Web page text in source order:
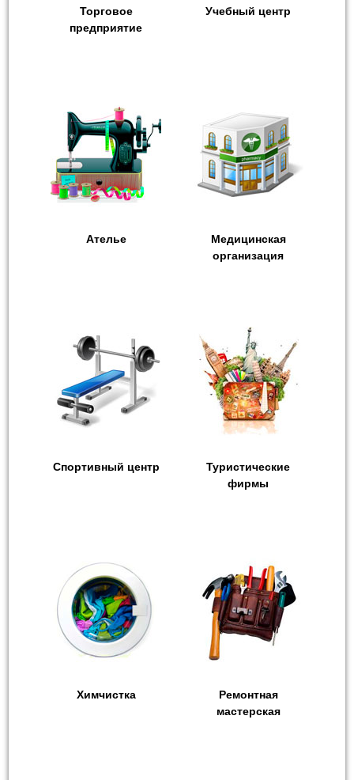
Торговое
предприятие
Учебный центр
Ателье
Медицинская
организация
Спортивный центр
Туристические
фирмы
Химчистка
Ремонтная
мастерская